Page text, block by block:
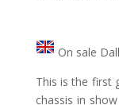
On sale
This is the first
chassis in